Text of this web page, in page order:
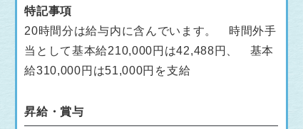
特記事項
20時間分は給与内に含んでいます。 時間外手
当として基本給210,000円は42,488円、 基本
給310,000円は51,000円を支給
昇給・賞与